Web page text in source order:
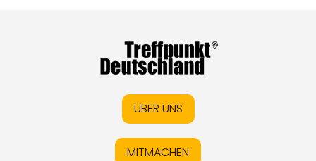
ÜBER UNS
MITMACHEN